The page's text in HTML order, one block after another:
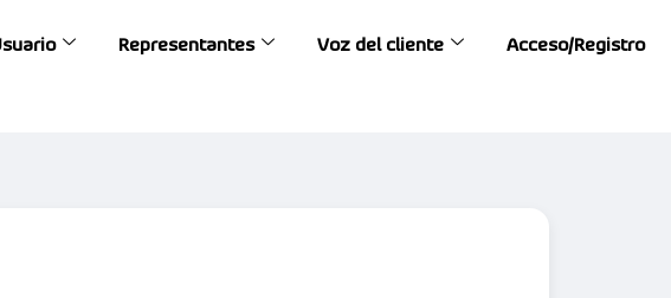
Representantes Voz del cliente Acceso/Registro